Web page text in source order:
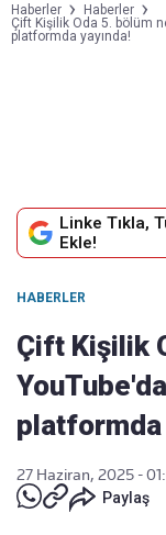
Haberler
Haberler
Çift Kişilik Oda 5. bölüm
platformda yayında!
Linke Tıkla,
Ekle!
HABERLER
Çift Kişilik
platformda
27 Haziran, 2025 -
Paylaş